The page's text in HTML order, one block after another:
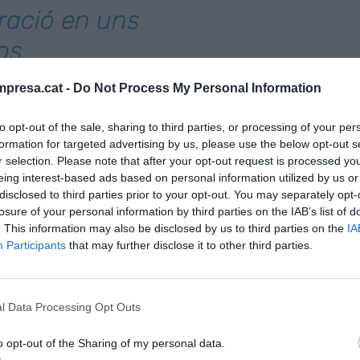
- Do Not Process My Personal Information
opt-out of the sale, sharing to third parties, or processing of your
for targeted advertising by us, please use the below opt-out
selection. Please note that after your opt-out request is processed
interest-based ads based on personal information utilized by us
to third parties prior to your opt-out. You may separately
of your personal information by third parties on the IAB’s list of
This information may also be disclosed by us to third parties on the
Participants that may further disclose it to other third parties.
Data Processing Opt Outs
opt-out of the Sharing of my personal data.
en uns
i Goldman Sachs anunciaran els termes
les accions, mitjançant una nova comunicació
GIP tancarà la seva sortida de l’accionariat
CriteriaCaixaamb el 26% del capital, seguit
(13,8%), Alba Europe(5%) i Sonatrach(4,1% del
a mitjans de desembre, quan ja va
en uns 1.800 milions d’euros. La firma d’inversió,
aterrar en el capital de Naturgy el 2016 després
a
cadascun dels socis es desprenia d’un 10% del